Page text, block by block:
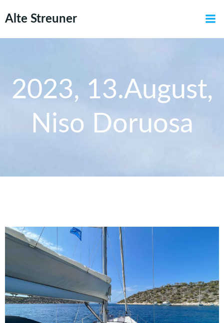
Alte Streuner
2023, 13.August,
Niso Doruosa